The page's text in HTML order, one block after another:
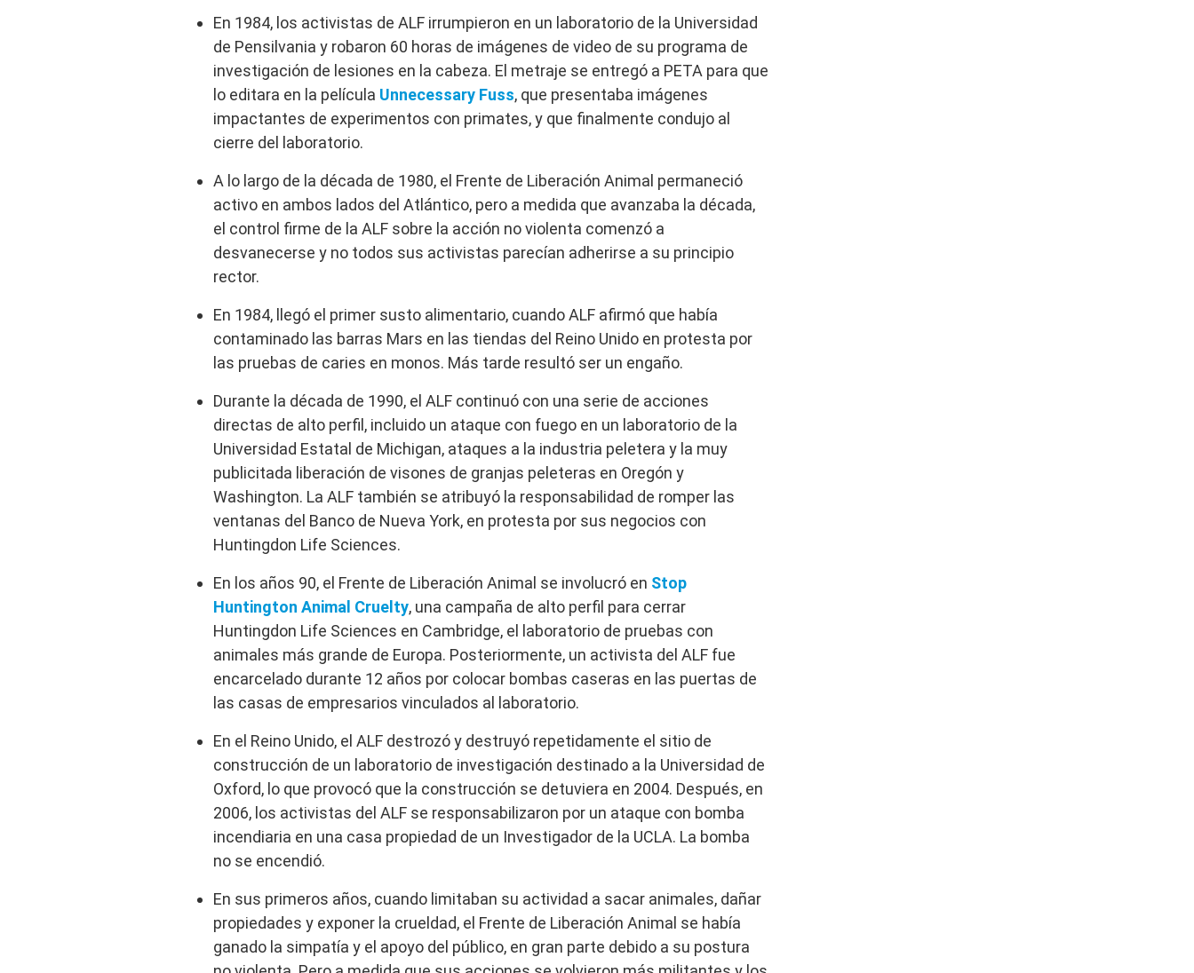
En 1984, los activistas de ALF irrumpieron en un laboratorio de la Universidad
de Pensilvania y robaron 60 horas de imágenes de video de su programa de
investigación de lesiones en la cabeza. El metraje se entregó a PETA para que
lo editara en la película Unnecessary Fuss, que presentaba imágenes
impactantes de experimentos con primates, y que finalmente condujo al
cierre del laboratorio.
A lo largo de la década de 1980, el Frente de Liberación Animal permaneció
activo en ambos lados del Atlántico, pero a medida que avanzaba la década,
el control firme de la ALF sobre la acción no violenta comenzó a
desvanecerse y no todos sus activistas parecían adherirse a su principio
rector.
En 1984, llegó el primer susto alimentario, cuando ALF afirmó que había
contaminado las barras Mars en las tiendas del Reino Unido en protesta por
las pruebas de caries en monos. Más tarde resultó ser un engaño.
Durante la década de 1990, el ALF continuó con una serie de acciones
directas de alto perfil, incluido un ataque con fuego en un laboratorio de la
Universidad Estatal de Michigan, ataques a la industria peletera y la muy
publicitada liberación de visones de granjas peleteras en Oregón y
Washington. La ALF también se atribuyó la responsabilidad de romper las
ventanas del Banco de Nueva York, en protesta por sus negocios con
Huntingdon Life Sciences.
En los años 90, el Frente de Liberación Animal se involucró en Stop
Huntington Animal Cruelty, una campaña de alto perfil para cerrar
Huntingdon Life Sciences en Cambridge, el laboratorio de pruebas con
animales más grande de Europa. Posteriormente, un activista del ALF fue
encarcelado durante 12 años por colocar bombas caseras en las puertas de
las casas de empresarios vinculados al laboratorio.
En el Reino Unido, el ALF destrozó y destruyó repetidamente el sitio de
construcción de un laboratorio de investigación destinado a la Universidad de
Oxford, lo que provocó que la construcción se detuviera en 2004. Después, en
2006, los activistas del ALF se responsabilizaron por un ataque con bomba
incendiaria en una casa propiedad de un Investigador de la UCLA. La bomba
no se encendió.
En sus primeros años, cuando limitaban su actividad a sacar animales, dañar
propiedades y exponer la crueldad, el Frente de Liberación Animal se había
ganado la simpatía y el apoyo del público, en gran parte debido a su postura